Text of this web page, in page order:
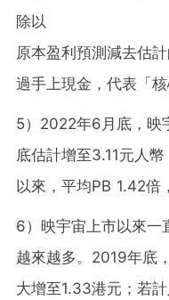
除以
原本盈利預測減去估
過手上現金，代表「
5）2022年6月底，
底估計增至3.11元人
以來，平均PB 1.42倍
6）映宇宙上市以來一
越來越多。2019年底
大增至1.33港元；若